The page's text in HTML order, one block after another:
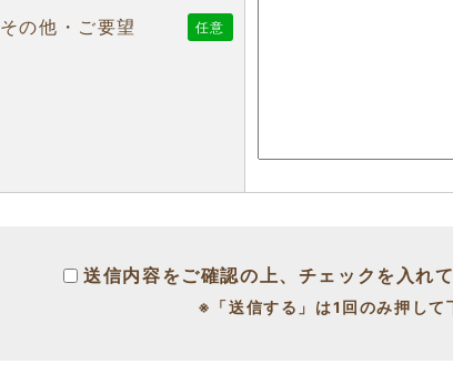
その他・ご要望 任意
送信内容をご確認の上、チェックを入れ
※「送信する」は1回のみ押して